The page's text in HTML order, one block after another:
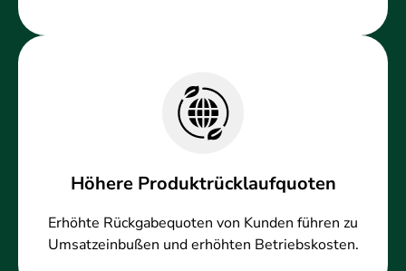
Höhere Produktrücklaufquoten
Erhöhte Rückgabequoten von Kunden führen zu
Umsatzeinbußen und erhöhten Betriebskosten.